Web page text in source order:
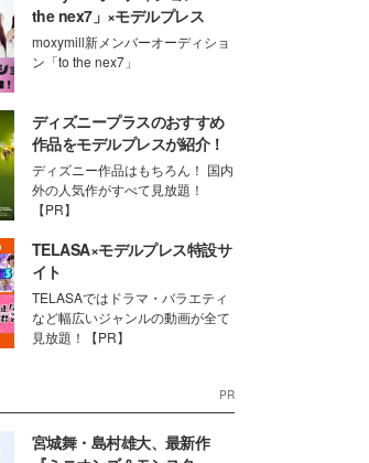
the nex7」×モデルプレス
moxymill新メンバーオーディショ
ン「to the nex7」
ディズニープラスのおすすめ
作品をモデルプレスが紹介！
ディズニー作品はもちろん！ 国内
外の人気作がすべて見放題！
【PR】
TELASA×モデルプレス特設サ
イト
TELASAではドラマ・バラエティ
など幅広いジャンルの動画が全て
見放題！【PR】
PR
宮城舞・島村雄大、最新作